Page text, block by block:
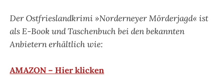
Der Ostfrieslandkrimi »Norderneyer Mörderjagd« ist
als E-Book und Taschenbuch bei den bekannten
Anbietern erhältlich wie:
AMAZON – Hier klicken